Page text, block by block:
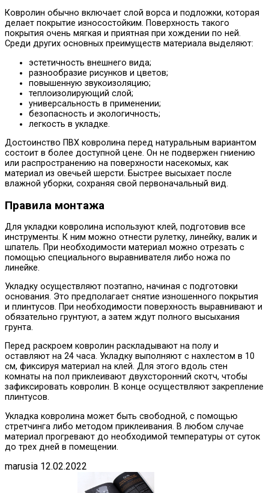
Ковролин обычно включает слой ворса и подложки, которая
делает покрытие износостойким. Поверхность такого
покрытия очень мягкая и приятная при хождении по ней.
Среди других основных преимуществ материала выделяют:
эстетичность внешнего вида;
разнообразие рисунков и цветов;
повышенную звукоизоляцию;
теплоизолирующий слой;
универсальность в применении;
безопасность и экологичность;
легкость в укладке.
Достоинство ПВХ ковролина перед натуральным вариантом
состоит в более доступной цене. Он не подвержен гниению
или распространению на поверхности насекомых, как
материал из овечьей шерсти. Быстрее высыхает после
влажной уборки, сохраняя свой первоначальный вид.
Правила монтажа
Для укладки ковролина используют клей, подготовив все
инструменты. К ним можно отнести рулетку, линейку, валик и
шпатель. При необходимости материал можно отрезать с
помощью специального выравнивателя либо ножа по
линейке.
Укладку осуществляют поэтапно, начиная с подготовки
основания. Это предполагает снятие изношенного покрытия
и плинтусов. При необходимости поверхность выравнивают и
обязательно грунтуют, а затем ждут полного высыхания
грунта.
Перед раскроем ковролин раскладывают на полу и
оставляют на 24 часа. Укладку выполняют с нахлестом в 10
см, фиксируя материал на клей. Для этого вдоль стен
комнаты на пол приклеивают двухсторонний скотч, чтобы
зафиксировать ковролин. В конце осуществляют закрепление
плинтусов.
Укладка ковролина может быть свободной, с помощью
стретчинга либо методом приклеивания. В любом случае
материал прогревают до необходимой температуры от суток
до трех дней в помещении.
marusia 12.02.2022